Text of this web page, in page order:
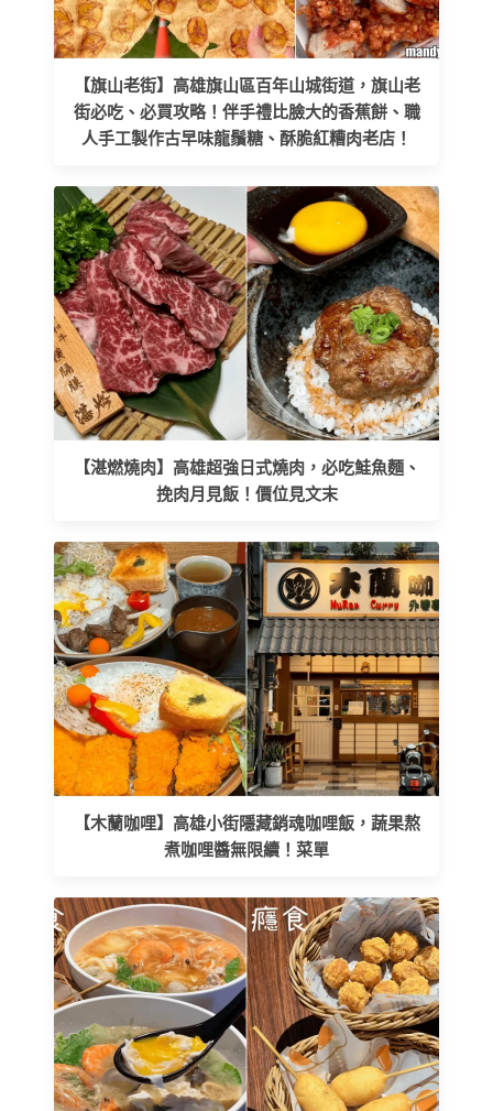
【旗山老街】高雄旗山區百年山城街道，旗山老
街必吃、必買攻略！伴手禮比臉大的香蕉餅、職
人手工製作古早味龍鬚糖、酥脆紅糟肉老店！
【湛燃燒肉】高雄超強日式燒肉，必吃鮭魚麵、
挽肉月見飯！價位見文末
【木蘭咖哩】高雄小街隱藏銷魂咖哩飯，蔬果熬
煮咖哩醬無限續！菜單